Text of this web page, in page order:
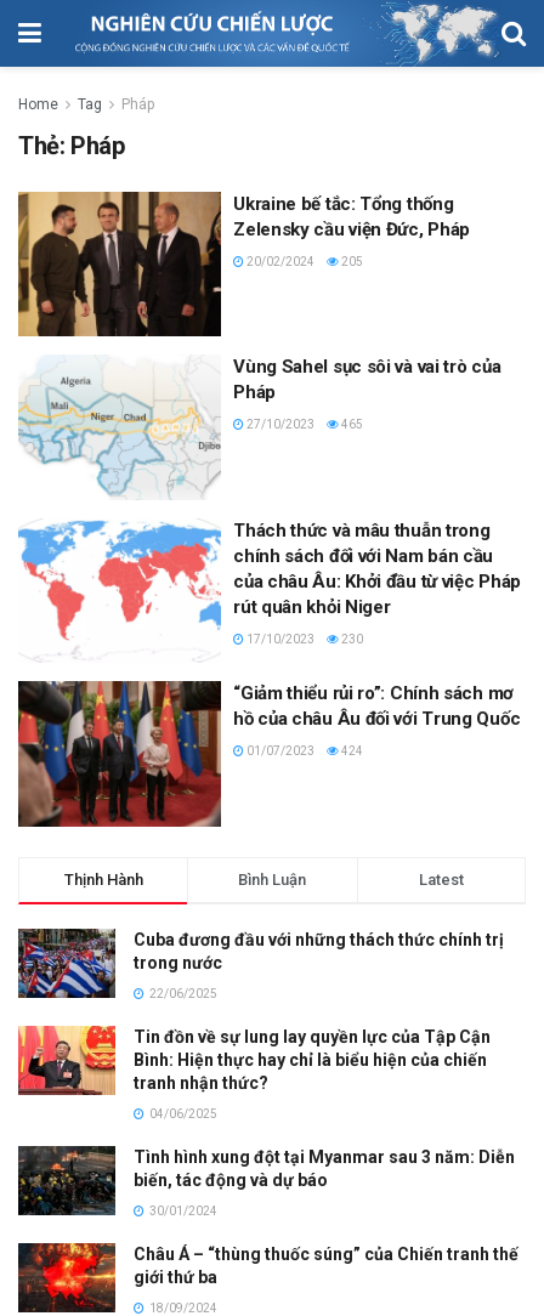
Home Tag Pháp
Thẻ: Pháp
Ukraine bế tắc: Tổng thống
Zelensky cầu viện Đức, Pháp
20/02/2024 205
Vùng Sahel sục sôi và vai trò của
Pháp
27/10/2023 465
Thách thức và mâu thuẫn trong
chính sách đối với Nam bán cầu
của châu Âu: Khởi đầu từ việc Pháp
rút quân khỏi Niger
17/10/2023 230
“Giảm thiểu rủi ro”: Chính sách mơ
hồ của châu Âu đối với Trung Quốc
01/07/2023 424
Thịnh Hành Bình Luận Latest
Cuba đương đầu với những thách thức chính trị
trong nước
22/06/2025
Tin đồn về sự lung lay quyền lực của Tập Cận
Bình: Hiện thực hay chỉ là biểu hiện của chiến
tranh nhận thức?
04/06/2025
Tình hình xung đột tại Myanmar sau 3 năm: Diễn
biến, tác động và dự báo
30/01/2024
Châu Á – “thùng thuốc súng” của Chiến tranh thế
giới thứ ba
18/09/2024